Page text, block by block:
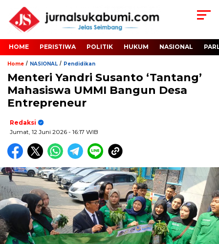
HOME PERISTIWA POLITIK HUKUM NASIONAL
Home / NASIONAL / Pendidikan
Menteri Yandri Susanto ‘Tantang’
Mahasiswa UMMI Bangun Desa
Entrepreneur
Redaksi
Jumat, 12 Juni 2026 - 16:17 WIB